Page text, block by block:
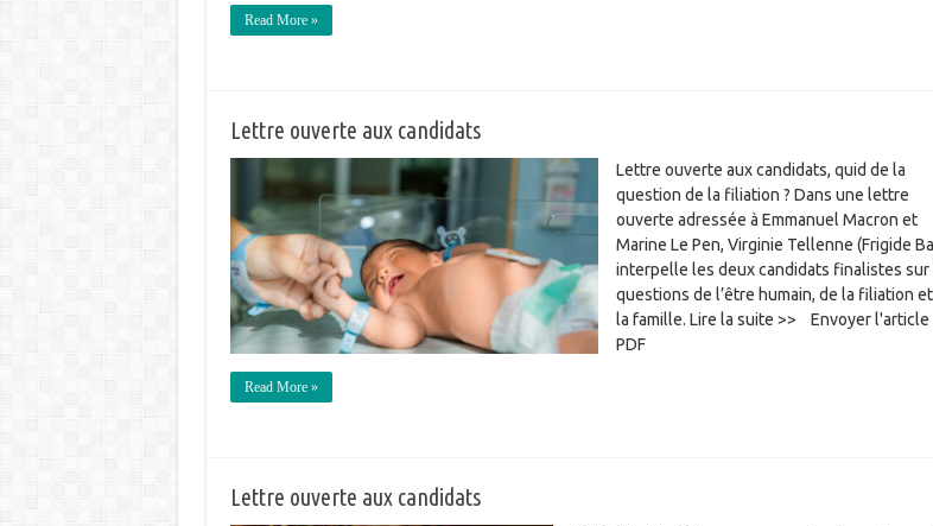
Read More »
Lettre ouverte aux candidats
Lettre ouverte aux candidats, quid de la
question de la filiation ? Dans une lettre
ouverte adressée à Emmanuel Macron et
Marine Le Pen, Virginie Tellenne (Frigide
interpelle les deux candidats finalistes sur
questions de l’être humain, de la filiation
la famille. Lire la suite >> Envoyer l'article
PDF
Read More »
Lettre ouverte aux candidats